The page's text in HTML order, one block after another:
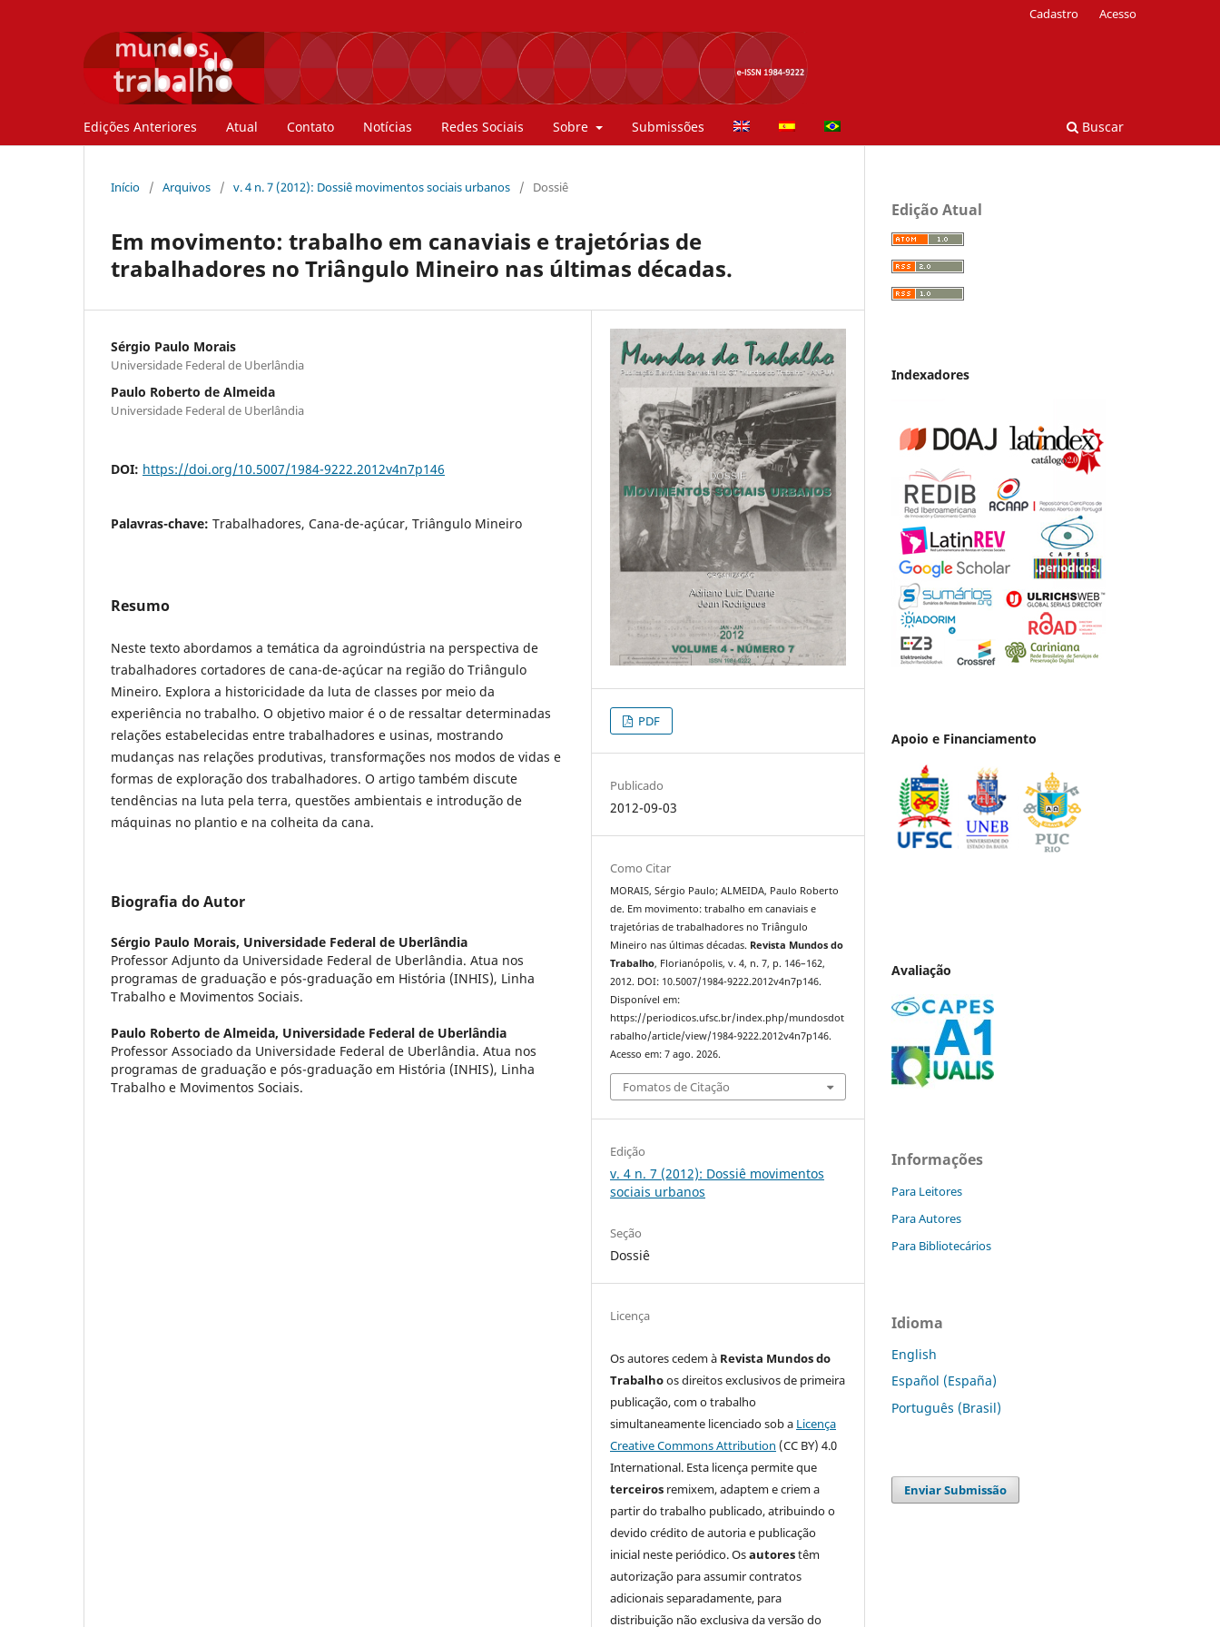
Edições Anteriores Atual Contato Notícias Redes Sociais Sobre Submissões Buscar
Cadastro Acesso
Início / Arquivos / v. 4 n. 7 (2012): Dossiê movimentos sociais urbanos / Dossiê
Em movimento: trabalho em canaviais e trajetórias de
trabalhadores no Triângulo Mineiro nas últimas décadas.
Sérgio Paulo Morais
Universidade Federal de Uberlândia
Paulo Roberto de Almeida
Universidade Federal de Uberlândia
DOI: https://doi.org/10.5007/1984-9222.2012v4n7p146
Palavras-chave: Trabalhadores, Cana-de-açúcar, Triângulo Mineiro
Resumo
Neste texto abordamos a temática da agroindústria na perspectiva de
trabalhadores cortadores de cana-de-açúcar na região do Triângulo
Mineiro. Explora a historicidade da luta de classes por meio da
experiência no trabalho. O objetivo maior é o de ressaltar determinadas
relações estabelecidas entre trabalhadores e usinas, mostrando
mudanças nas relações produtivas, transformações nos modos de vidas e
formas de exploração dos trabalhadores. O artigo também discute
tendências na luta pela terra, questões ambientais e introdução de
máquinas no plantio e na colheita da cana.
Biografia do Autor
Sérgio Paulo Morais, Universidade Federal de Uberlândia
Professor Adjunto da Universidade Federal de Uberlândia. Atua nos
programas de graduação e pós-graduação em História (INHIS), Linha
Trabalho e Movimentos Sociais.
Paulo Roberto de Almeida, Universidade Federal de Uberlândia
Professor Associado da Universidade Federal de Uberlândia. Atua nos
programas de graduação e pós-graduação em História (INHIS), Linha
Trabalho e Movimentos Sociais.
PDF
Publicado
2012-09-03
Como Citar
MORAIS, Sérgio Paulo; ALMEIDA, Paulo Roberto
de. Em movimento: trabalho em canaviais e
trajetórias de trabalhadores no Triângulo
Mineiro nas últimas décadas. Revista Mundos do
Trabalho, Florianópolis, v. 4, n. 7, p. 146–162,
2012. DOI: 10.5007/1984-9222.2012v4n7p146.
Disponível em:
https://periodicos.ufsc.br/index.php/mundosdot
rabalho/article/view/1984-9222.2012v4n7p146.
Acesso em: 7 ago. 2026.
Fomatos de Citação
Edição
v. 4 n. 7 (2012): Dossiê movimentos
sociais urbanos
Seção
Dossiê
Licença
Os autores cedem à Revista Mundos do
Trabalhoos direitos exclusivos de primeira
publicação, com o trabalho
simultaneamente licenciado sob a Licença
Creative Commons Attribution (CC BY) 4.0
International. Esta licença permite que
terceiros remixem, adaptem e criem a
partir do trabalho publicado, atribuindo o
devido crédito de autoria e publicação
inicial neste periódico. Osautorestêm
autorização para assumir contratos
adicionais separadamente, para
distribuição não exclusiva da versão do
Edição Atual
Indexadores
Apoio e Financiamento
Avaliação
Informações
Para Leitores
Para Autores
Para Bibliotecários
Idioma
English
Español (España)
Português (Brasil)
Enviar Submissão